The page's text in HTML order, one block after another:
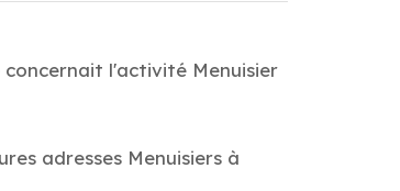
concernait l'activité Menuisier
adresses Menuisiers à